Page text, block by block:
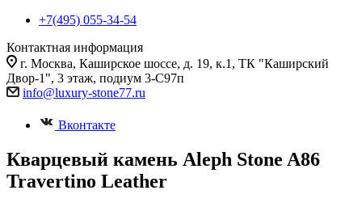
+7(495) 055-34-54
Контактная информация
г. Москва, Каширское шоссе, д. 19, к.1, ТК "Каширский
Двор-1", 3 этаж, подиум 3-С97п
info@luxury-stone77.ru
Вконтакте
Кварцевый камень Aleph Stone A86
Travertino Leather